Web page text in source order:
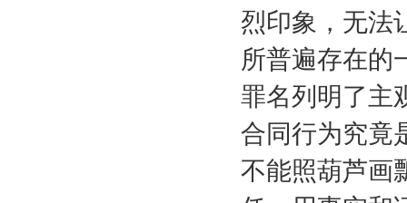
烈印象，无法
所普遍存在的
罪名列明了主
合同行为究竟
不能照葫芦画